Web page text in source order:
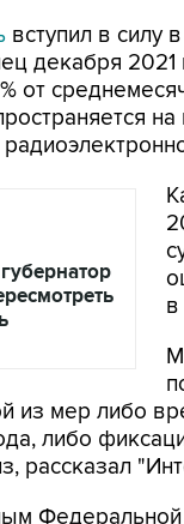
вступил в силу
декабря
от
из мер либо
либо
рассказал